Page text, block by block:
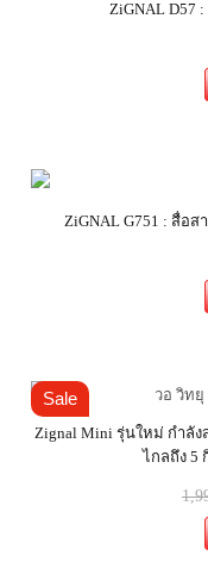
ZiGNAL D57
ZiGNAL G751 : สื่อ
Sale
Zignal Mini รุ่นใหม่ กำลั
ไกลถึง 5